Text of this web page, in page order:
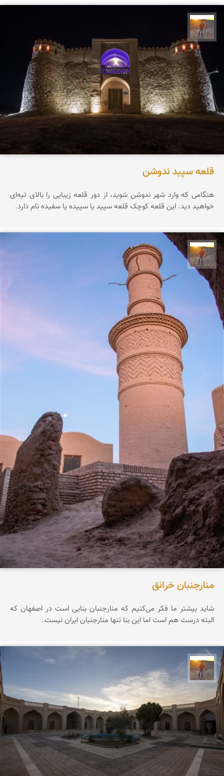
قلعه سپید ندوشن
هنگامی که وارد شهر ندوشن شوید، از دور قلعه زیبایی را بالای تپه‌ای
خواهید دید. این قلعه کوچک قلعه سپید یا سپیده یا سفیده نام دارد.
مهدی مخلصیان
منارجنبان خرانق
شاید بیشتر ما فکر می‌کنیم که منارجنبان بنایی است در اصفهان که
البته درست هم است اما این بنا تنها منارجنبان ایران نیست.
مهدی مخلصیان